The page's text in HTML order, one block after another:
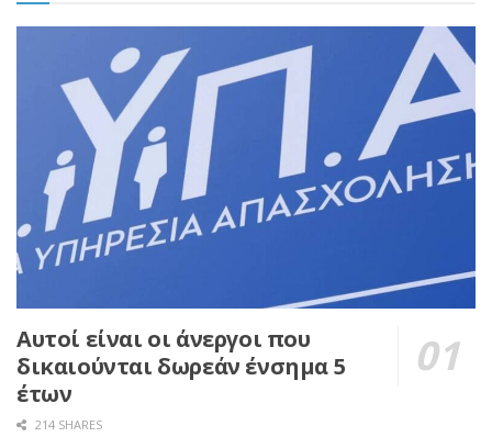
Αυτοί είναι οι άνεργοι που
δικαιούνται δωρεάν ένσημα 5
έτων
214 SHARES